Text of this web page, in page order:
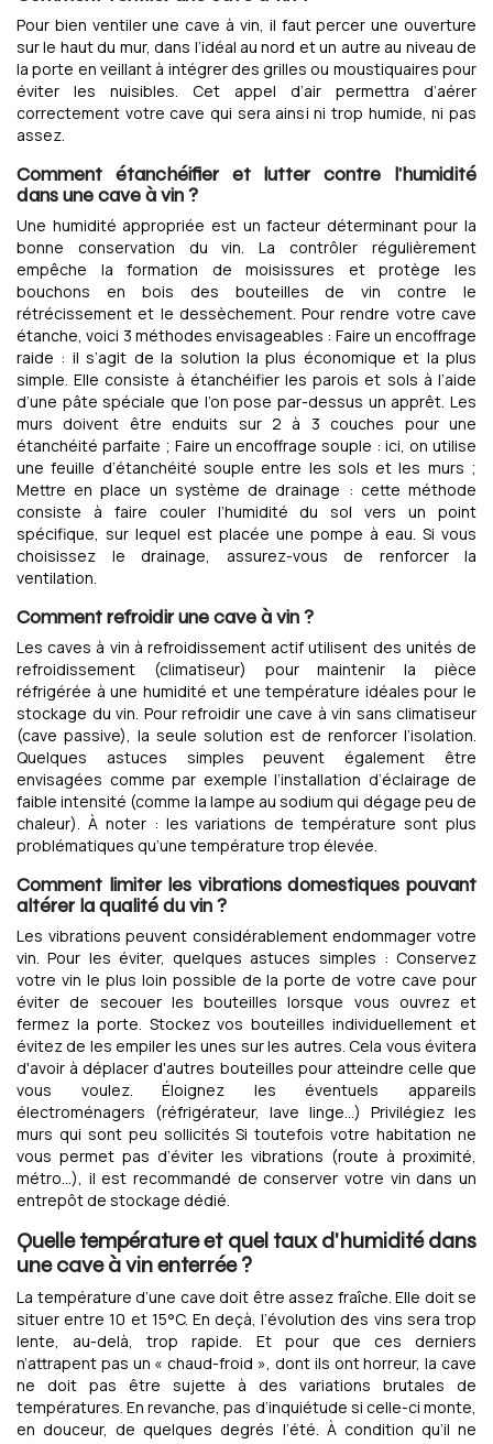
Pour bien ventiler une cave à vin, il faut percer une ouverture
sur le haut du mur, dans l’idéal au nord et un autre au niveau de
la porte en veillant à intégrer des grilles ou moustiquaires pour
éviter les nuisibles. Cet appel d’air permettra d’aérer
correctement votre cave qui sera ainsi ni trop humide, ni pas
assez.
Comment étanchéifier et lutter contre l'humidité
dans une cave à vin ?
Une humidité appropriée est un facteur déterminant pour la
bonne conservation du vin. La contrôler régulièrement
empêche la formation de moisissures et protège les
bouchons en bois des bouteilles de vin contre le
rétrécissement et le dessèchement. Pour rendre votre cave
étanche, voici 3 méthodes envisageables : Faire un encoffrage
raide : il s’agit de la solution la plus économique et la plus
simple. Elle consiste à étanchéifier les parois et sols à l’aide
d’une pâte spéciale que l’on pose par-dessus un apprêt. Les
murs doivent être enduits sur 2 à 3 couches pour une
étanchéité parfaite ; Faire un encoffrage souple : ici, on utilise
une feuille d’étanchéité souple entre les sols et les murs ;
Mettre en place un système de drainage : cette méthode
consiste à faire couler l’humidité du sol vers un point
spécifique, sur lequel est placée une pompe à eau. Si vous
choisissez le drainage, assurez-vous de renforcer la
ventilation.
Comment refroidir une cave à vin ?
Les caves à vin à refroidissement actif utilisent des unités de
refroidissement (climatiseur) pour maintenir la pièce
réfrigérée à une humidité et une température idéales pour le
stockage du vin. Pour refroidir une cave à vin sans climatiseur
(cave passive), la seule solution est de renforcer l’isolation.
Quelques astuces simples peuvent également être
envisagées comme par exemple l’installation d’éclairage de
faible intensité (comme la lampe au sodium qui dégage peu de
chaleur). À noter : les variations de température sont plus
problématiques qu’une température trop élevée.
Comment limiter les vibrations domestiques pouvant
altérer la qualité du vin ?
Les vibrations peuvent considérablement endommager votre
vin. Pour les éviter, quelques astuces simples : Conservez
votre vin le plus loin possible de la porte de votre cave pour
éviter de secouer les bouteilles lorsque vous ouvrez et
fermez la porte. Stockez vos bouteilles individuellement et
évitez de les empiler les unes sur les autres. Cela vous évitera
d'avoir à déplacer d'autres bouteilles pour atteindre celle que
vous voulez. Éloignez les éventuels appareils
électroménagers (réfrigérateur, lave linge…) Privilégiez les
murs qui sont peu sollicités Si toutefois votre habitation ne
vous permet pas d’éviter les vibrations (route à proximité,
métro…), il est recommandé de conserver votre vin dans un
entrepôt de stockage dédié.
Quelle température et quel taux d'humidité dans
une cave à vin enterrée ?
La température d’une cave doit être assez fraîche. Elle doit se
situer entre 10 et 15°C. En deçà, l’évolution des vins sera trop
lente, au-delà, trop rapide. Et pour que ces derniers
n’attrapent pas un « chaud-froid », dont ils ont horreur, la cave
ne doit pas être sujette à des variations brutales de
températures. En revanche, pas d’inquiétude si celle-ci monte,
en douceur, de quelques degrés l’été. À condition qu’il ne